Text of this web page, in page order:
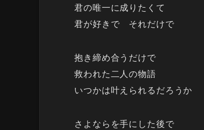
君の唯一に成りたくて
君が好きで それだけで
抱き締め合うだけで
救われた二人の物語
いつかは叶えられるだろうか
さよならを手にした後で